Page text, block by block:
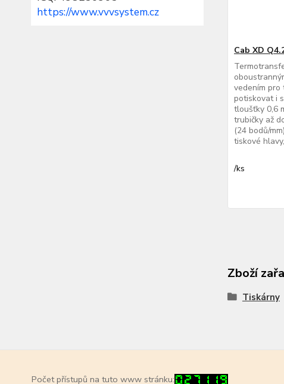
https://www.vvvsystem.cz
Cab XD
vedením pro
potiskovat i
tloušťky 0,6
trubičky až
(24 bodů/
tiskové
/ks
Zboží
Tiskárny
Počet přístupů na tuto www stránku: